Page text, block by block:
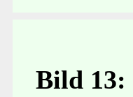
Bild 13: